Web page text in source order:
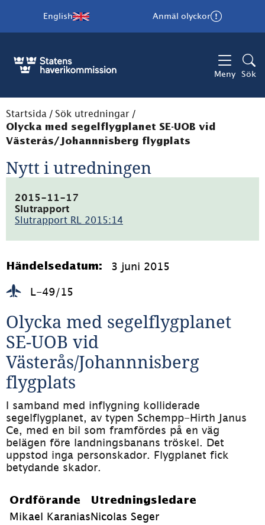
English Anmäl olyckor
Meny Sök
Startsida / Sök utredningar /
Olycka med segelflygplanet SE-UOB vid
Västerås/Johannnisberg flygplats
Nytt i utredningen
2015-11-17
Slutrapport
Slutrapport RL 2015:14
765.2kB)
Händelsedatum: 3 juni 2015
L-49/15
Olycka med segelflygplanet
SE-UOB vid
Västerås/Johannnisberg
flygplats
I samband med inflygning kolliderade
segelflygplanet, av typen Schempp-Hirth Janus
Ce, med en bil som framfördes på en väg
belägen före landningsbanans tröskel. Det
uppstod inga personskador. Flygplanet fick
betydande skador.
Ordförande
Mikael Karanias
Utredningsledare
Nicolas Seger